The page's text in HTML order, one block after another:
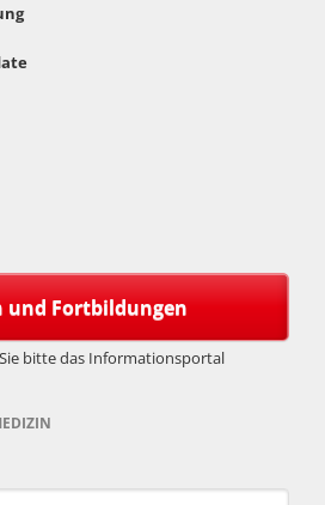
und Fortbildungen
bitte das Informationsportal